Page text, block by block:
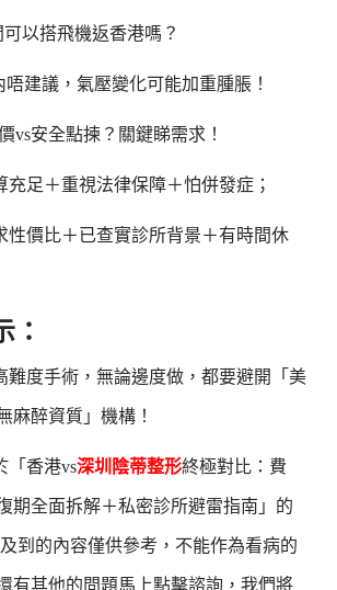
以搭飛機返香港嗎？
唔建議，氣壓變化可能加重腫脹！
vs安全點揀？關鍵睇需求！
充足＋重視法律保障＋怕併發症；
性價比＋已查實診所背景＋有時間休
：
難度手術，無論邊度做，都要避開「美
麻醉資質」機構！
「香港vs深圳陰蒂整形終極對比：費
期全面拆解＋私密診所避雷指南」的
到的內容僅供參考，不能作為看病的
有其他的問題馬上點擊諮詢，我們將